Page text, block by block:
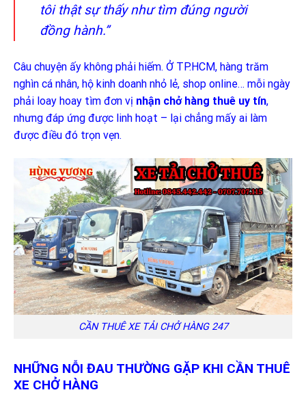
tôi thật sự thấy như tìm đúng người
đồng hành.”
Câu chuyện ấy không phải hiếm. Ở TP.HCM, hàng trăm
nghìn cá nhân, hộ kinh doanh nhỏ lẻ, shop online… mỗi ngày
phải loay hoay tìm đơn vị nhận chở hàng thuê uy tín,
nhưng đáp ứng được linh hoạt – lại chẳng mấy ai làm
được điều đó trọn vẹn.
CẦN THUÊ XE TẢI CHỞ HÀNG 247
NHỮNG NỖI ĐAU THƯỜNG GẶP KHI CẦN THUÊ
XE CHỞ HÀNG